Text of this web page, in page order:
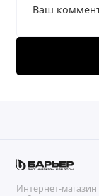
Ваш
Интернет-